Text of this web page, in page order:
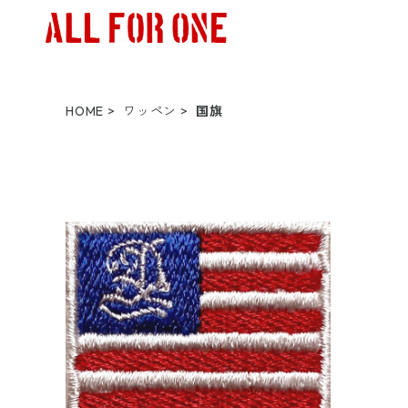
HOME ワッペン 国旗
2.5cm x 3.2cm【AFO】FLAG WAPP
EN【ゆうパケット配送対象商品】星条
旗 国旗ワッペン
¥1,500